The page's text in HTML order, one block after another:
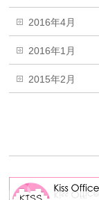
2016年4月
2016年1月
2015年2月